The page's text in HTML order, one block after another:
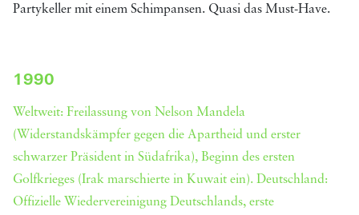
Partykeller mit einem Schimpansen. Quasi das Must-Have.
1990
Weltweit: Freilassung von Nelson Mandela
(Widerstandskämpfer gegen die Apartheid und erster
schwarzer Präsident in Südafrika), Beginn des ersten
Golfkrieges (Irak marschierte in Kuwait ein). Deutschland:
Offizielle Wiedervereinigung Deutschlands, erste